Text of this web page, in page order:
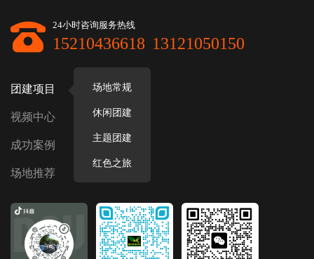
24小时咨询服务热线
15210436618 13121050150
团建项目 场地常规
休闲团建
主题团建
红色之旅
视频中心
成功案例
场地推荐